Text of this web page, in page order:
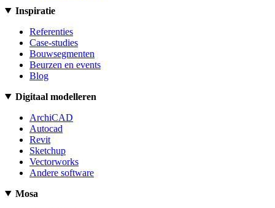
Inspiratie
Referenties
Case-studies
Bouwsegmenten
Beurzen en events
Blog
Digitaal modelleren
ArchiCAD
Autocad
Revit
Sketchup
Vectorworks
Andere software
Mosa